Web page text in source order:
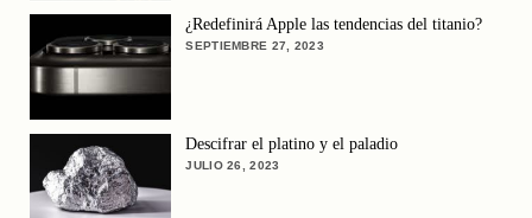
¿Redefinirá Apple las tendencias del titanio?
SEPTIEMBRE 27, 2023
Descifrar el platino y el paladio
JULIO 26, 2023